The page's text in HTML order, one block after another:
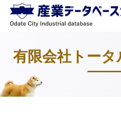
有限会社トー